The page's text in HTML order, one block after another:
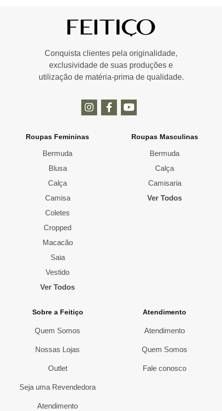
Conquista clientes pela originalidade,
exclusividade de suas produções e
utilização de matéria-prima de qualidade.
Roupas Femininas
Bermuda
Blusa
Calça
Camisa
Coletes
Cropped
Macacão
Saia
Vestido
Ver Todos
Roupas Masculinas
Bermuda
Calça
Camisaria
Ver Todos
Sobre a Feitiço
Quem Somos
Nossas Lojas
Outlet
Seja uma Revendedora
Atendimento
Atendimento
Atendimento
Quem Somos
Fale conosco